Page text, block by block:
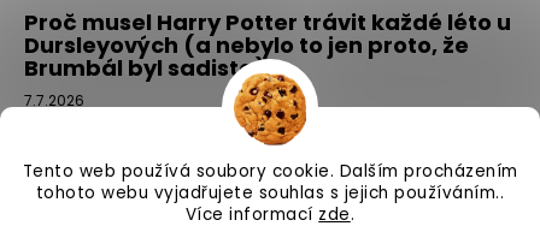
Tento web používá soubory cookie. Dalším procházením
tohoto webu vyjadřujete souhlas s jejich používáním..
Více informací zde.
Proč musel Harry Potter trávit každé léto u
Dursleyových (a nebylo to jen proto, že
Brumbál byl sadista)
7.7.2026
Tajemný balíček z Příčné ulice: kouzlo,
které si vyberete tím, že si ho NEvyberete
1.7.2026